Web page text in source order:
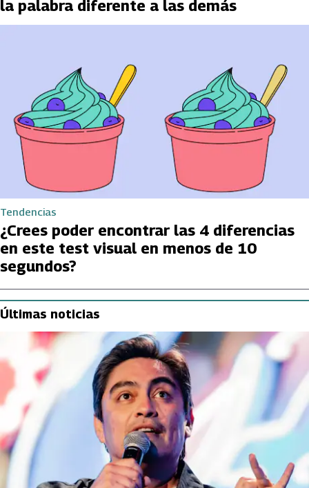
la palabra diferente a las demás
Tendencias
¿Crees poder encontrar las 4 diferencias
en este test visual en menos de 10
segundos?
Últimas noticias